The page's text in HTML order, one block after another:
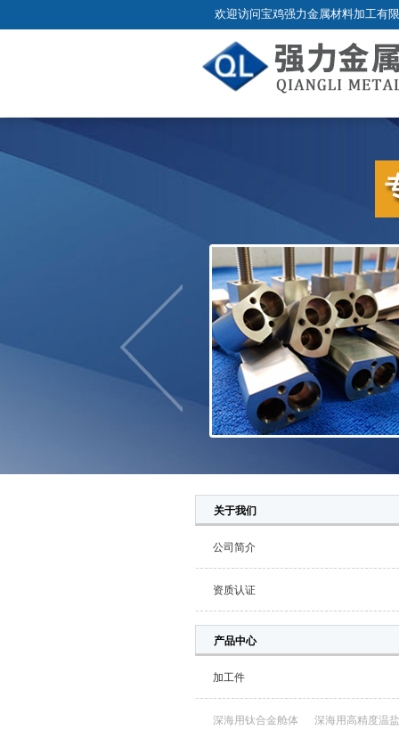
欢迎访问宝鸡强力金属材料加工
关于我们
公司简介
资质认证
产品中心
加工件
深海用钛合金舱体 深海用高精度温